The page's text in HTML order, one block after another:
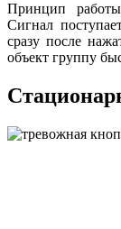
Принцип
Сигнал
сразу после
объект группу